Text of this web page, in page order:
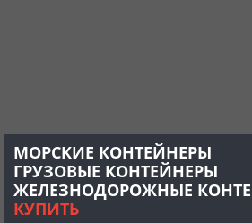
МОРСКИЕ КОНТЕЙНЕРЫ
ГРУЗОВЫЕ КОНТЕЙНЕРЫ
ЖЕЛЕЗНОДОРОЖНЫЕ
КУПИТЬ